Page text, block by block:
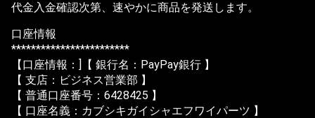
代金入金確認次第、速やかに商品を発送します。
口座情報
************************
【口座情報：]【 銀行名：PayPay銀行 】
【 支店：ビジネス営業部 】
【 普通口座番号：6428425 】
【 口座名義：カブシキガイシャエフワイパーツ 】